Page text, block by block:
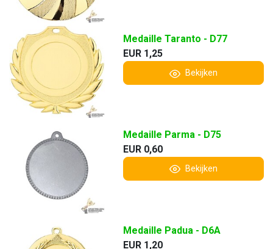
Medaille Taranto - D77
EUR 1,25
Bekijken
Medaille Parma - D75
EUR 0,60
Bekijken
Medaille Padua - D6A
EUR 1,20